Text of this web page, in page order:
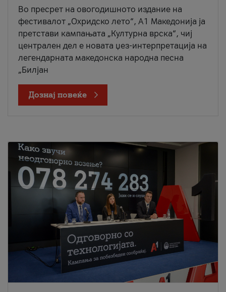
Во пресрет на овогодишното издание на
фестивалот „Охридско лето“, А1 Македонија ја
претстави кампањата „Културна врска“, чиј
централен дел е новата џез-интерпретација на
легендарната македонска народна песна
„Билјан
Дознај повеќе